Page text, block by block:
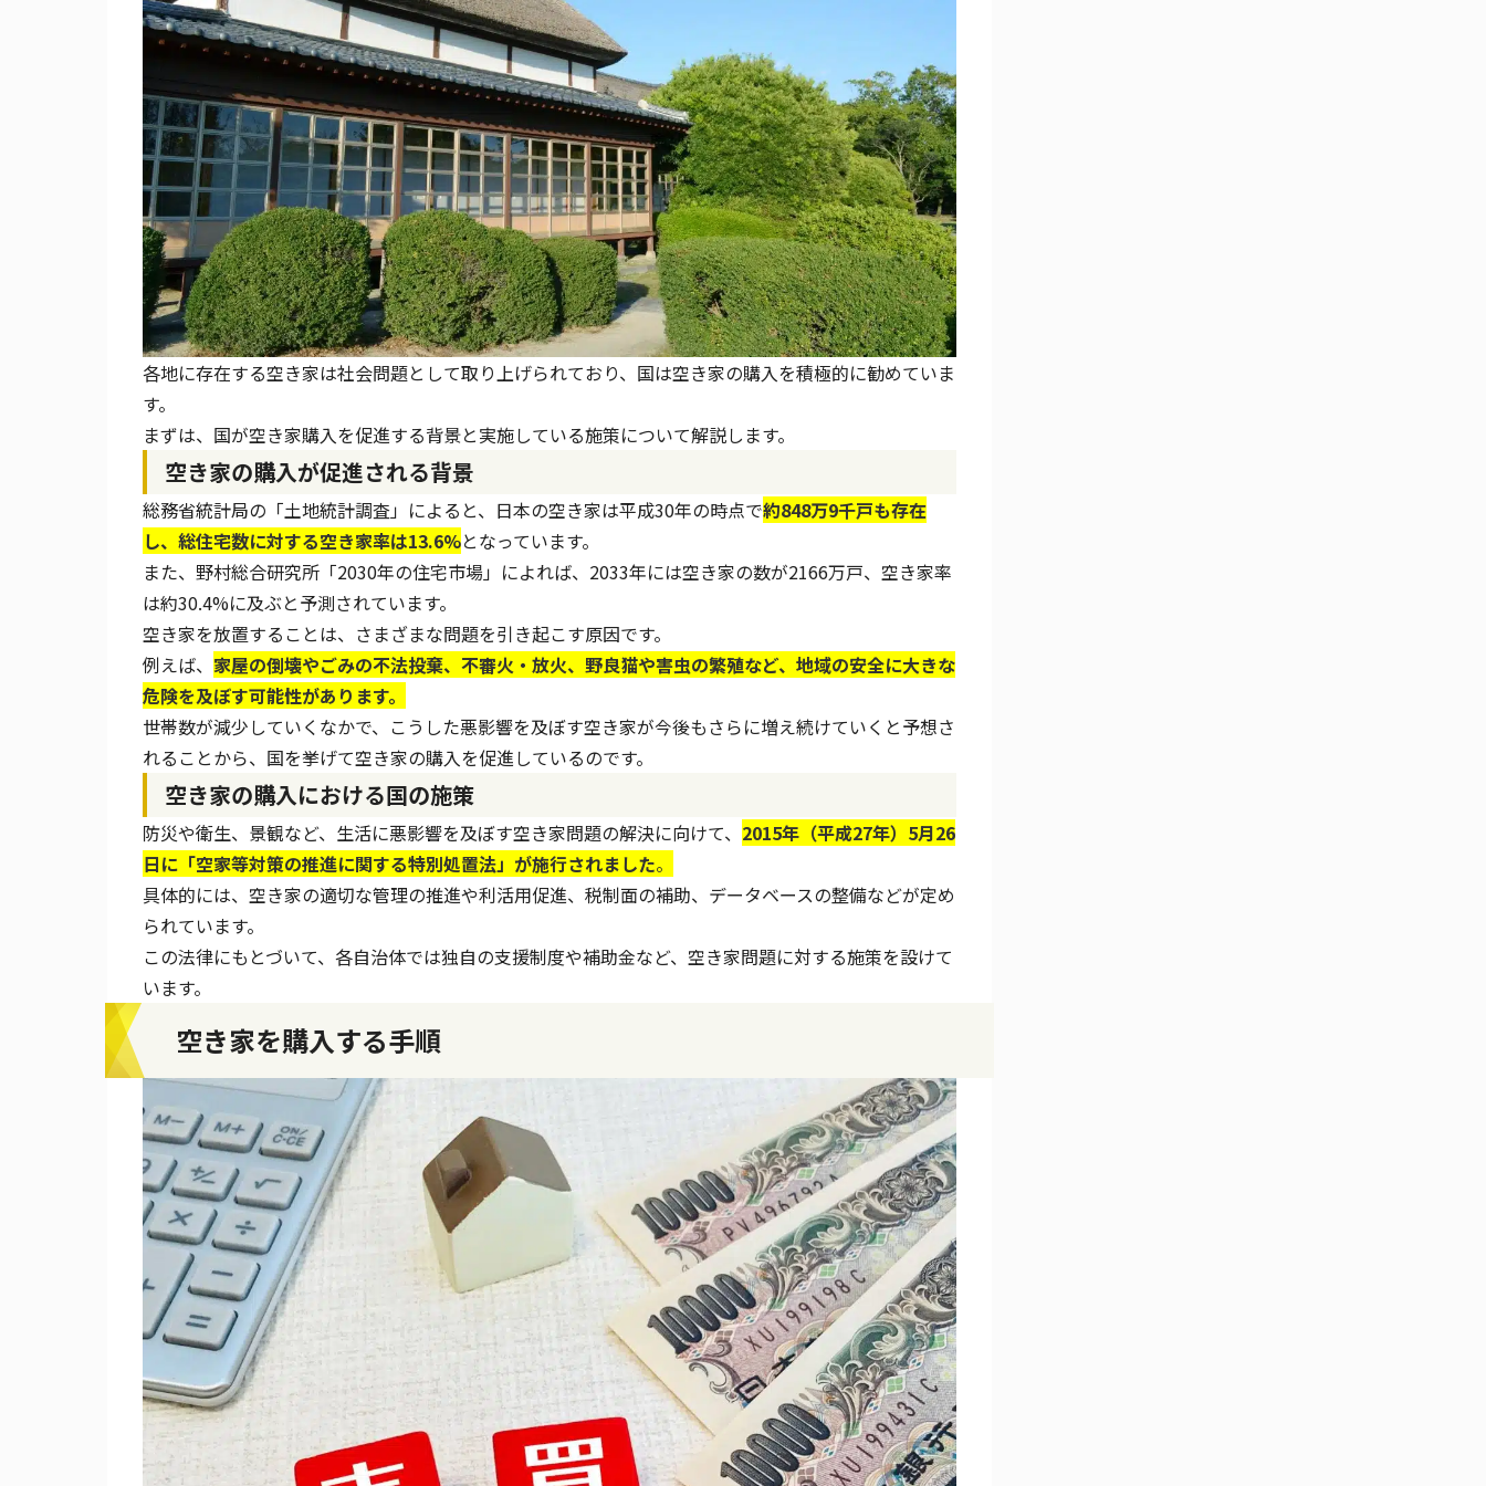
各地に存在する空き家は社会問題として取り上げられており、国は空き家の購入を積極的に勧めていま
す。
まずは、国が空き家購入を促進する背景と実施している施策について解説します。
空き家の購入が促進される背景
総務省統計局の「土地統計調査」によると、日本の空き家は平成30年の時点で約848万9千戸も存在
し、総住宅数に対する空き家率は13.6%となっています。
また、野村総合研究所「2030年の住宅市場」によれば、2033年には空き家の数が2166万戸、空き家率
は約30.4%に及ぶと予測されています。
空き家を放置することは、さまざまな問題を引き起こす原因です。
例えば、 家屋の倒壊やごみの不法投棄、不審火・放火、野良猫や害虫の繁殖など、地域の安全に大きな
危険を及ぼす可能性があります。
世帯数が減少していくなかで、こうした悪影響を及ぼす空き家が今後もさらに増え続けていくと予想さ
れることから、国を挙げて空き家の購入を促進しているのです。
空き家の購入における国の施策
防災や衛生、景観など、生活に悪影響を及ぼす空き家問題の解決に向けて、 2015年（平成27年）5月26
日に「空家等対策の推進に関する特別処置法」が施行されました。
具体的には、空き家の適切な管理の推進や利活用促進、税制面の補助、データベースの整備などが定め
られています。
この法律にもとづいて、各自治体では独自の支援制度や補助金など、空き家問題に対する施策を設けて
います。
空き家を購入する手順